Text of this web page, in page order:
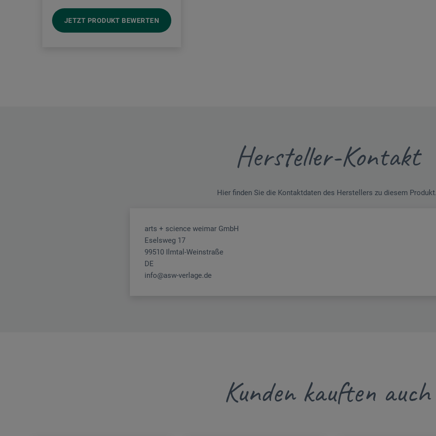
JETZT PRODUKT BEWERTEN
Hersteller-Kontakt
Hier finden Sie die Kontaktdaten des Herstellers zu diesem
arts + science weimar GmbH
Eselsweg 17
99510 Ilmtal-Weinstraße
DE
info@asw-verlage.de
Kunden kauften auch